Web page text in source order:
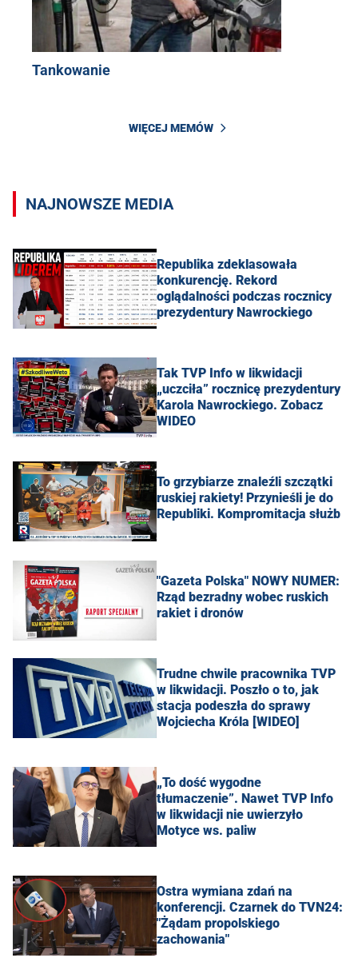
Tankowanie
WIĘCEJ MEMÓW
NAJNOWSZE MEDIA
Republika zdeklasowała
konkurencję. Rekord
oglądalności podczas rocznicy
prezydentury Nawrockiego
Tak TVP Info w likwidacji
„uczciła” rocznicę prezydentury
Karola Nawrockiego. Zobacz
WIDEO
To grzybiarze znaleźli szczątki
ruskiej rakiety! Przynieśli je do
Republiki. Kompromitacja służb
"Gazeta Polska" NOWY NUMER:
Rząd bezradny wobec ruskich
rakiet i dronów
Trudne chwile pracownika TVP
w likwidacji. Poszło o to, jak
stacja podeszła do sprawy
Wojciecha Króla [WIDEO]
„To dość wygodne
tłumaczenie”. Nawet TVP Info
w likwidacji nie uwierzyło
Motyce ws. paliw
Ostra wymiana zdań na
konferencji. Czarnek do TVN24:
"Żądam propolskiego
zachowania"